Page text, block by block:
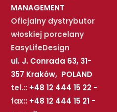
MANAGEMENT
Oficjalny dystrybutor
włoskiej porcelany
EasyLifeDesign
ul. J. Conrada 63, 31-
357 Kraków, POLAND
tel.:: +48 12 444 15 22 -
fax:: +48 12 444 15 21 -